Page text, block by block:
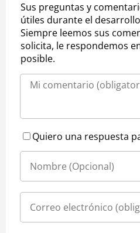
Sus preguntas y
útiles durante el
Siempre leemos sus
solicita, le respondemos
posible.
Quiero una respuesta